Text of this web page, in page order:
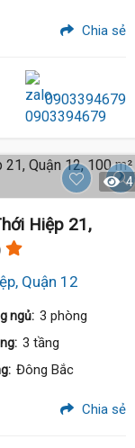
Chia sẻ
0903394679
4
Hiệp 21,
Quận 12
ngủ: 3 phòng
3 tầng
Đông Bắc
Chia sẻ